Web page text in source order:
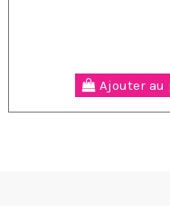
Ajouter au